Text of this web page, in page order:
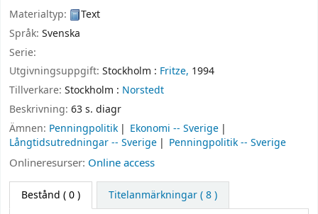
Materialtyp:
Text
Språk: Svenska
Serie:
Utgivningsuppgift: Stockholm : Fritze, 1994
Tillverkare: Stockholm : Norstedt
Beskrivning: 63 s. diagr
Ämnen: Penningpolitik
Ekonomi -- Sverige
Långtidsutredningar -- Sverige
Penningpolitik -- Sverige
Onlineresurser: Online access
Bestånd ( 0 ) Titelanmärkningar ( 8 )